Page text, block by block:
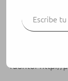
PocketGuitar
Para
fuente: http://